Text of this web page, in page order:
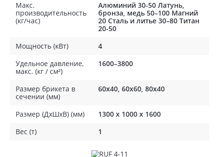
Макс.
производительность
(кг/час)
Алюминий 30-50 Латунь,
бронза, медь 50–100 Магний
20 Сталь и литье 30–80 Титан
20-50
Мощность (кВт)
4
Удельное давление,
макс. (кг / см²)
1600–3800
Размер брикета в
сечении (мм)
60x40, 60x60, 80x40
Размер (ДхШхВ) (мм)
1300 x 1000 x 1600
Вес (т)
1